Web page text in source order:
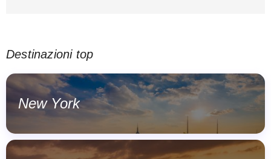
Destinazioni top
New York